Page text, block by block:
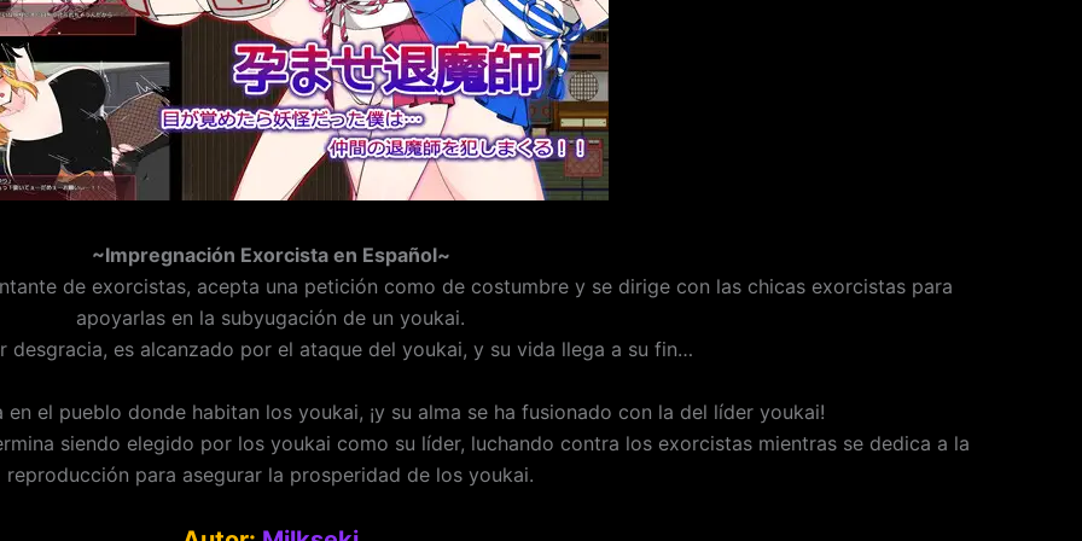
~Impregnación Exorcista en Español~
de exorcistas, acepta una petición como de costumbre y se dirige con las chicas exorcistas para
apoyarlas en la subyugación de un youkai.
desgracia, es alcanzado por el ataque del youkai, y su vida llega a su fin…
el pueblo donde habitan los youkai, ¡y su alma se ha fusionado con la del líder youkai!
siendo elegido por los youkai como su líder, luchando contra los exorcistas mientras se dedica a la
reproducción para asegurar la prosperidad de los youkai.